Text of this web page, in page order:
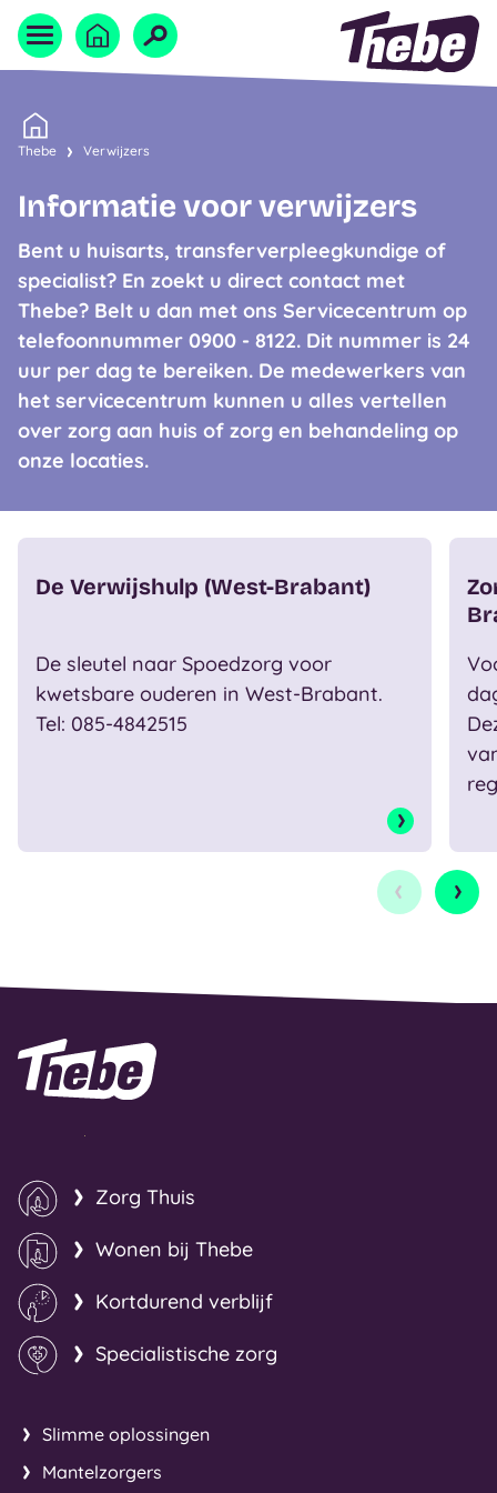
Home
Naar homepage
Thebe Verwijzers
Informatie voor verwijzers
Bent u huisarts, transferverpleegkundige of
specialist? En zoekt u direct contact met
Thebe? Belt u dan met ons Servicecentrum op
telefoonnummer 0900 - 8122. Dit nummer is 24
uur per dag te bereiken. De medewerkers van
het servicecentrum kunnen u alles vertellen
over zorg aan huis of zorg en behandeling op
onze locaties.
De Verwijshulp (West-Brabant)
De sleutel naar Spoedzorg voor
kwetsbare ouderen in West-Brabant.
Tel: 085-4842515
Naar homepage
Zorg Thuis
Wonen bij Thebe
Kortdurend verblijf
Specialistische zorg
Slimme oplossingen
Mantelzorgers